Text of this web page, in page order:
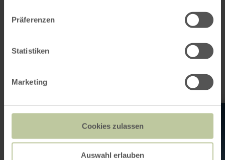
Präferenzen
Statistiken
Marketing
Cookies zulassen
Auswahl erlauben
This might also be
interesting
learn
more
MemoriAHR
Müsch